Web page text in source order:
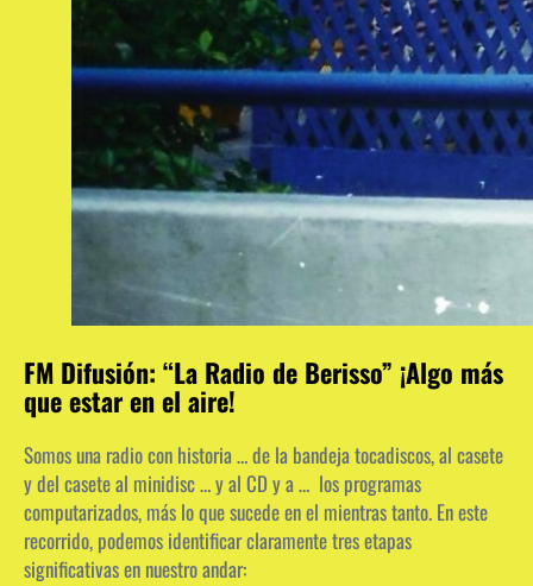
FM Difusión: “La Radio de Berisso” ¡Algo más
que estar en el aire!
Somos una radio con historia … de la bandeja tocadiscos, al casete
y del casete al minidisc … y al CD y a … los programas
computarizados, más lo que sucede en el mientras tanto. En este
recorrido, podemos identificar claramente tres etapas
significativas en nuestro andar: